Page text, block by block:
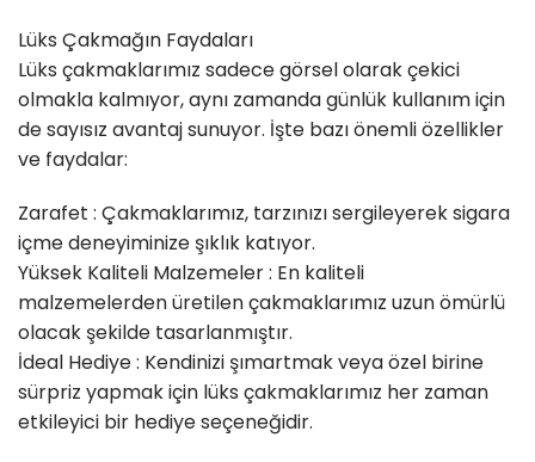
Lüks Çakmağın Faydaları
Lüks çakmaklarımız sadece görsel olarak çekici
olmakla kalmıyor, aynı zamanda günlük kullanım için
de sayısız avantaj sunuyor. İşte bazı önemli özellikler
ve faydalar:
Zarafet : Çakmaklarımız, tarzınızı sergileyerek sigara
içme deneyiminize şıklık katıyor.
Yüksek Kaliteli Malzemeler : En kaliteli
malzemelerden üretilen çakmaklarımız uzun ömürlü
olacak şekilde tasarlanmıştır.
İdeal Hediye : Kendinizi şımartmak veya özel birine
sürpriz yapmak için lüks çakmaklarımız her zaman
etkileyici bir hediye seçeneğidir.